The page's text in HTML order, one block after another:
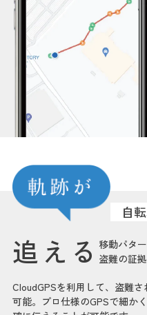
自
追える 移動パタ
盗難の証
CloudGPSを利用して、盗難
可能。プロ仕様のGPSで細か